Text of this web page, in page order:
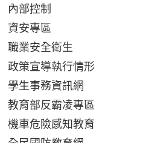
內部控制
資安專區
職業安全衛生
政策宣導執行情形
學生事務資訊網
教育部反霸凌專區
機車危險感知教育